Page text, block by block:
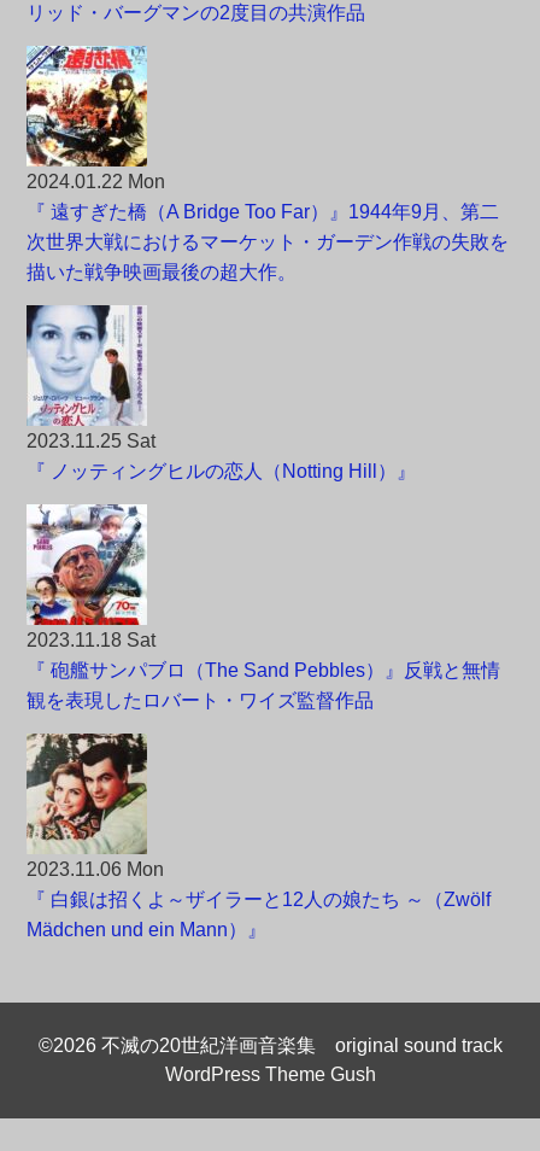
リッド・バーグマンの2度目の共演作品
2024.01.22 Mon
『 遠すぎた橋（A Bridge Too Far）』1944年9月、第二
次世界大戦におけるマーケット・ガーデン作戦の失敗を
描いた戦争映画最後の超大作。
2023.11.25 Sat
『 ノッティングヒルの恋人（Notting Hill）』
2023.11.18 Sat
『 砲艦サンパブロ（The Sand Pebbles）』反戦と無情
観を表現したロバート・ワイズ監督作品
2023.11.06 Mon
『 白銀は招くよ～ザイラーと12人の娘たち ～（Zwölf
Mädchen und ein Mann）』
©2026 不滅の20世紀洋画音楽集 original sound track
WordPress Theme Gush